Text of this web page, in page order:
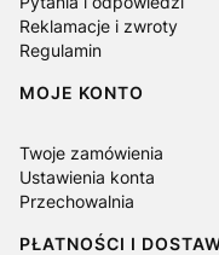
Reklamacje i zwroty
Regulamin
MOJE KONTO
Twoje zamówienia
Ustawienia konta
Przechowalnia
PŁATNOŚCI I